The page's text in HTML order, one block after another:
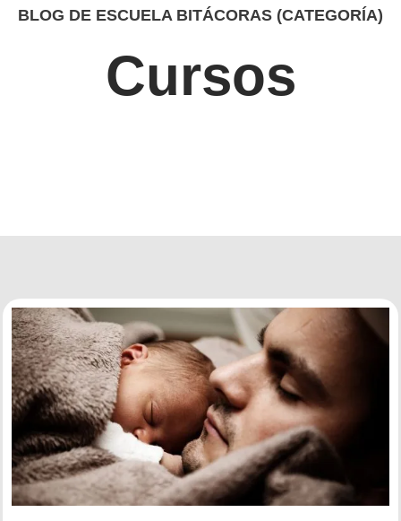
BLOG DE ESCUELA BITÁCORAS (CATEGORÍA)
Cursos